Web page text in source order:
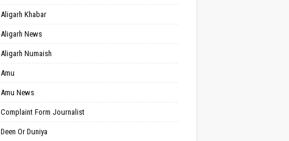
Aligarh Khabar
Aligarh News
Aligarh Numaish
Amu
Amu News
Complaint Form Journalist
Deen Or Duniya